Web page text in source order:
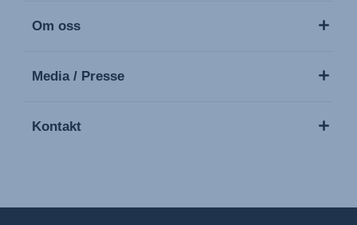
Om oss
Media / Presse
Kontakt